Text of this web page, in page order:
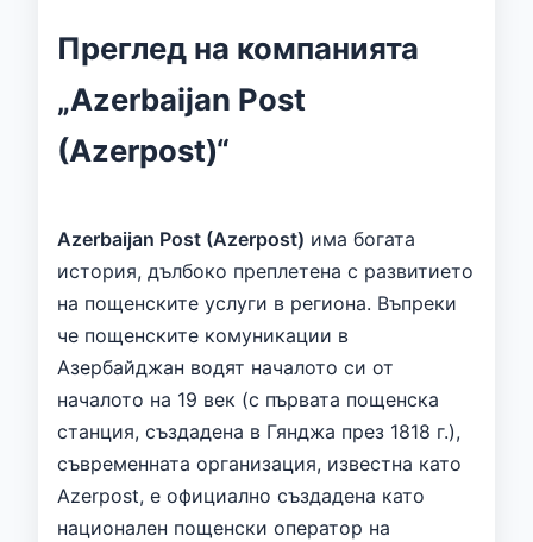
Преглед на компанията
„Azerbaijan Post
(Azerpost)“
Azerbaijan Post (Azerpost) има богата
история, дълбоко преплетена с развитието
на пощенските услуги в региона. Въпреки
че пощенските комуникации в
Азербайджан водят началото си от
началото на 19 век (с първата пощенска
станция, създадена в Гянджа през 1818 г.),
съвременната организация, известна като
Azerpost, е официално създадена като
национален пощенски оператор на